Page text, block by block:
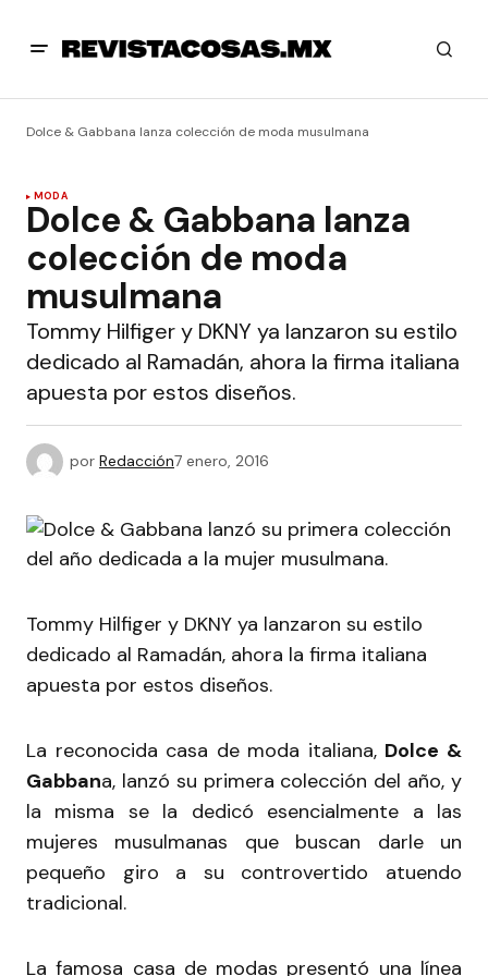
Dolce & Gabbana lanza colección de moda musulmana
MODA
Dolce & Gabbana lanza
colección de moda
musulmana
Tommy Hilfiger y DKNY ya lanzaron su estilo
dedicado al Ramadán, ahora la firma italiana
apuesta por estos diseños.
por Redacción7 enero, 2016
Tommy Hilfiger y DKNY ya lanzaron su estilo
dedicado al Ramadán, ahora la firma italiana
apuesta por estos diseños.
La reconocida casa de moda italiana, Dolce &
Gabbana, lanzó su primera colección del año, y
la misma se la dedicó esencialmente a las
mujeres musulmanas que buscan darle un
pequeño giro a su controvertido atuendo
tradicional.
La famosa casa de modas presentó una línea